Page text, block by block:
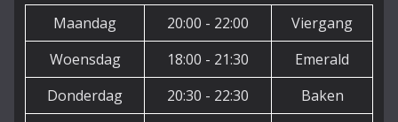
Maandag 20:00 - 22:00
Viergang
Woensdag
18:00 - 21:30
Emerald
Donderdag
20:30 - 22:30 Baken